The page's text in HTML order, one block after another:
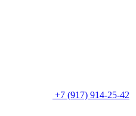
+7 (917) 914-25-42